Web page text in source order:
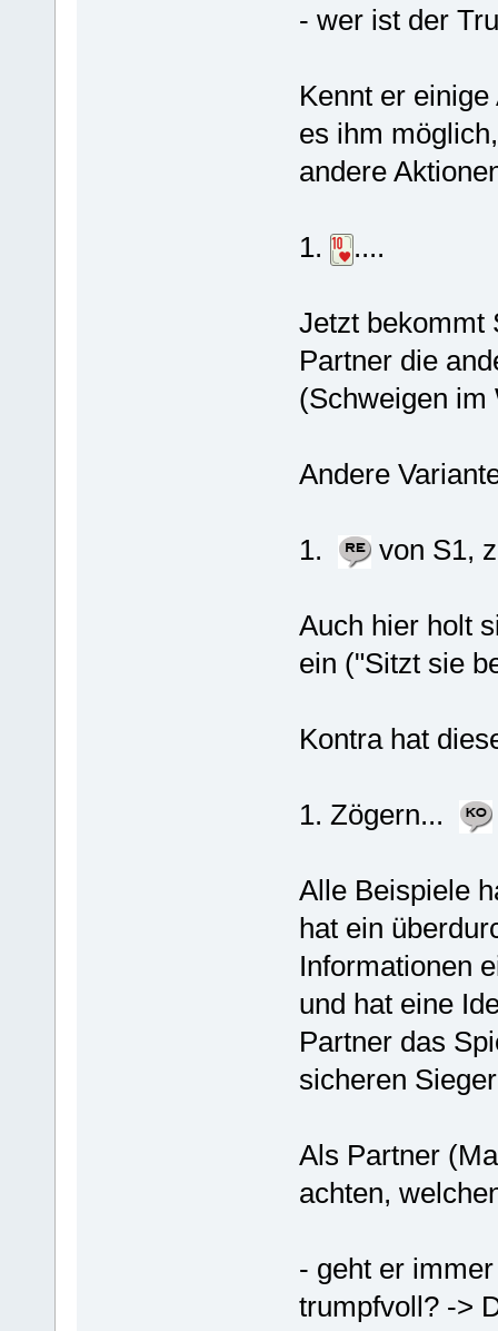
- wer ist der
Kennt er
es ihm
andere
1. ....
Jetzt bekommt
Partner die
(Schweigen im
Andere
1. von S1,
Auch hier holt
ein ("Sitzt sie
Kontra hat
1. Zögern...
Alle Beispiele
hat ein
Informationen
und hat eine
Partner das
sicheren
Als Partner
achten,
- geht er
trumpfvoll? ->